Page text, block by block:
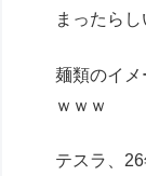
まったらし
麺類のイ
ｗｗｗ
テスラ、